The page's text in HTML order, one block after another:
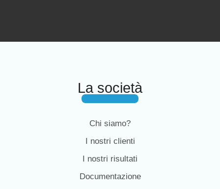
La società
Chi siamo?
I nostri clienti
I nostri risultati
Documentazione